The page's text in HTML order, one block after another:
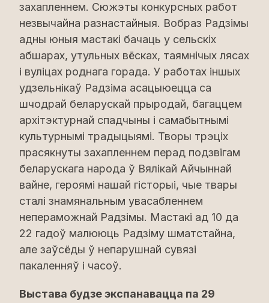
захапленнем. Сюжэты конкурсных работ
незвычайна разнастайныя. Вобраз Радзімы
адны юныя мастакі бачаць у сельскіх
абшарах, утульных вёсках, таямнічых лясах
і вуліцах роднага горада. У работах іншых
удзельнікаў Радзіма асацыюецца са
шчодрай беларускай прыродай, багаццем
архітэктурнай спадчыны і самабытнымі
культурнымі традыцыямі. Творы трэціх
прасякнуты захапленнем перад подзвігам
беларускага народа ў Вялікай Айчыннай
вайне, героямі нашай гісторыі, чые твары
сталі знамянальным увасабленнем
непераможнай Радзімы. Мастакі ад 10 да
22 гадоў малююць Радзіму шматстайна,
але заўсёды ў непарушнай сувязі
пакаленняў і часоў.
Выстава будзе экспанавацца па 29